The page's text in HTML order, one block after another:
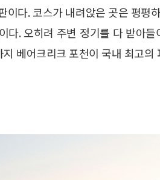
이다. 코스가 내려앉은 곳은 평평
다. 오히려 주변 정기를 다 받아
베어크리크 포천이 국내 최고